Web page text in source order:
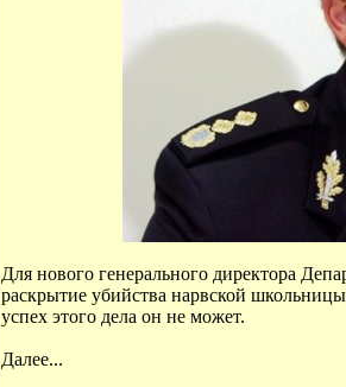
Для нового генерального директора
раскрытие убийства нарвской
успех этого дела он не может.
Далее...